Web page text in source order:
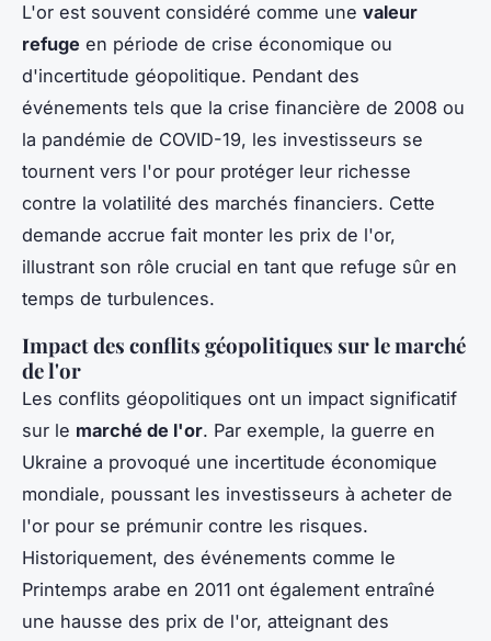
L'or est souvent considéré comme une valeur
refuge en période de crise économique ou
d'incertitude géopolitique. Pendant des
événements tels que la crise financière de 2008 ou
la pandémie de COVID-19, les investisseurs se
tournent vers l'or pour protéger leur richesse
contre la volatilité des marchés financiers. Cette
demande accrue fait monter les prix de l'or,
illustrant son rôle crucial en tant que refuge sûr en
temps de turbulences.
Impact des conflits géopolitiques sur le marché
de l'or
Les conflits géopolitiques ont un impact significatif
sur le marché de l'or. Par exemple, la guerre en
Ukraine a provoqué une incertitude économique
mondiale, poussant les investisseurs à acheter de
l'or pour se prémunir contre les risques.
Historiquement, des événements comme le
Printemps arabe en 2011 ont également entraîné
une hausse des prix de l'or, atteignant des